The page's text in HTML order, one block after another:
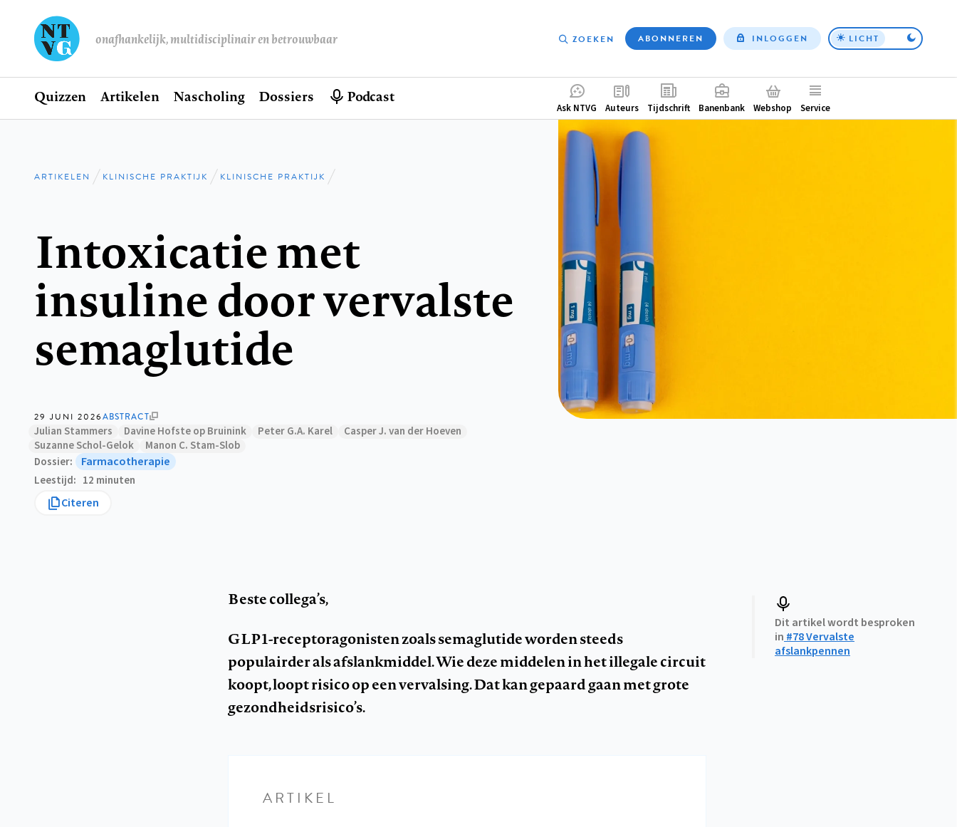
onafhankelijk, multidisciplinair en betrouwbaar
Top
ZOEKEN ABONNEREN INLOGGEN LICHT
Hoofdnavigatie
Home
Quizzen Artikelen Nascholing Dossiers Podcast
Complementair
menu
Ask NTVG Auteurs Tijdschrift Banenbank Webshop Service
Kruimelpad
ARTIKELEN KLINISCHE PRAKTIJK KLINISCHE PRAKTIJK
Intoxicatie met
insuline door vervalste
semaglutide
29 JUNI 2026ABSTRACT
Julian Stammers Davine Hofste op Bruinink Peter G.A. Karel
Casper J. van der Hoeven
Suzanne Schol-Gelok
Manon C. Stam-Slob
Dossier
Farmacotherapie
Leestijd 12 minuten
Citeren
Beste collega’s,
GLP1-receptoragonisten zoals semaglutide worden steeds
populairder als afslankmiddel. Wie deze middelen in het illegale circuit
koopt, loopt risico op een vervalsing. Dat kan gepaard gaan met grote
gezondheidsrisico’s.
ARTIKEL
Dit artikel wordt besproken
in #78 Vervalste
afslankpennen